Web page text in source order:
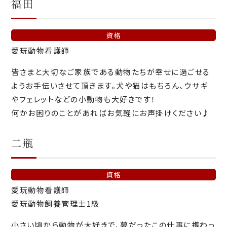
福田
資格
愛玩動物看護師
皆さまと大切なご家族である動物たちが幸せに過ごせる
ようお手伝いさせて頂きます。犬や猫はもちろん、ウサギ
やフェレットなどの小動物も大好きです！
何かお困りのことがあればお気軽にお声掛けください♪
二瓶
資格
愛玩動物看護師
愛玩動物飼養管理士1級